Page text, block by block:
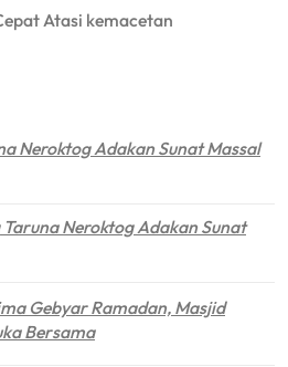
Atasi kemacetan
Neroktog Adakan Sunat Massal
Neroktog Adakan Sunat
Gebyar Ramadan, Masjid
Bersama